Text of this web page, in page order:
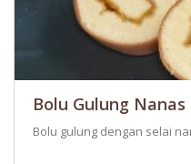
Bolu Gulung Nanas
Bolu gulung dengan selai